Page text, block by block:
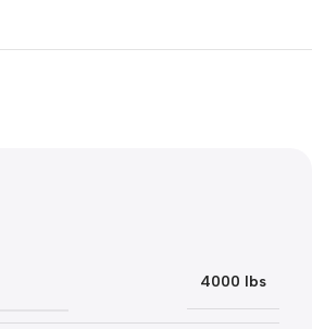
4000 lbs